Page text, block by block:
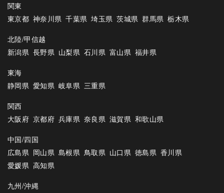
関東
東京都 神奈川県 千葉県 埼玉県 茨城県 群馬県 栃木県
北陸/甲信越
新潟県 長野県 山梨県 石川県 富山県 福井県
東海
静岡県 愛知県 岐阜県 三重県
関西
大阪府 京都府 兵庫県 奈良県 滋賀県 和歌山県
中国/四国
広島県 岡山県 島根県 鳥取県 山口県 徳島県 香川県
愛媛県 高知県
九州/沖縄